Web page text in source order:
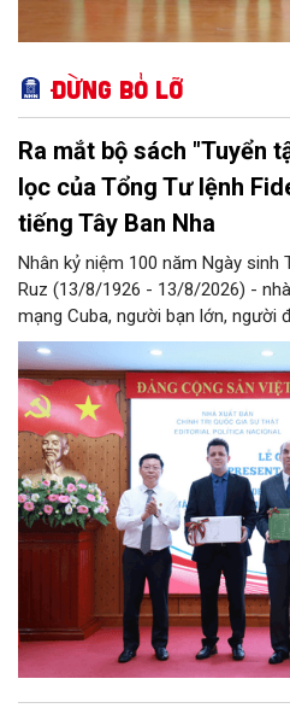
Đừng bỏ lỡ
Ra mắt bộ sách "Tuyển
lọc của Tổng Tư lệnh
tiếng Tây Ban Nha
Nhân kỷ niệm 100 năm Ngày sinh
Ruz (13/8/1926 - 13/8/2026) -
mạng Cuba, người bạn lớn, người
Đảng, Nhà nước và nhân dân Việt
Nhà xuất bản Chính trị quốc gia
giáo Trung ương tổ chức Lễ giới
tác phẩm chọn lọc của Tổng Tư
tập bằng tiếng Tây Ban Nha.